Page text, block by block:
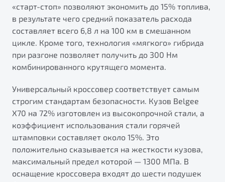
Универсальный кроссовер
Обзор В наличии
Спецпредложения
Запись на сервис
Калькулятор ТО
Клиентская поддержка
«старт-стоп» позволяют экономить до 15% топлива,
в результате чего средний показатель расхода
составляет всего 6,8 л на 100 км в смешанном
цикле. Кроме того, технология «мягкого» гибрида
при разгоне позволяет получить до 300 Нм
комбинированного крутящего момента.
Универсальный кроссовер соответствует самым
строгим стандартам безопасности. Кузов Belgee
Х70 на 72% изготовлен из высокопрочной стали, а
коэффициент использования стали горячей
штамповки составляет около 15%. Это
положительно сказывается на жесткости кузова,
максимальный предел которой — 1300 МПа. В
оснащение кроссовера входят до шести подушек